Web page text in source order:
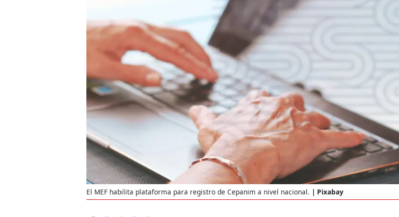
El MEF habilita plataforma para registro de Cepanim a nivel nacional. Pixabay
Video, Japón: Terremoto
deja heridos y graves
Un fuerte terremoto de magnitud
7,1 se registró este martes 28 de
julio en la prefectura de Kumamoto,
al sur de Japón, provocando una
emergencia de gran...